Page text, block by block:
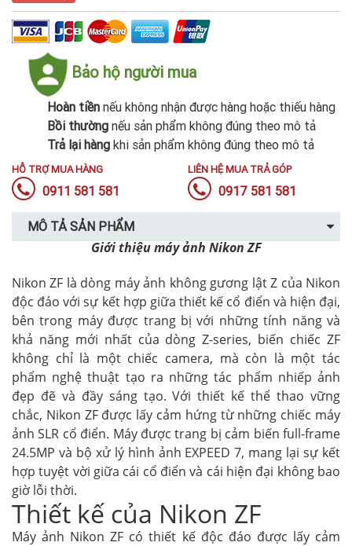
Bảo hộ người mua
Hoàn tiền nếu không nhận được hàng hoặc thiếu hàng
Bồi thường nếu sản phẩm không đúng theo mô tả
Trả lại hàng khi sản phẩm không đúng theo mô tả
HỖ TRỢ MUA HÀNG
0911 581 581
LIÊN HỆ MUA TRẢ GÓP
0917 581 581
MÔ TẢ SẢN PHẨM
Giới thiệu máy ảnh Nikon ZF
Nikon ZF là dòng máy ảnh không gương lật Z của Nikon
độc đáo với sự kết hợp giữa thiết kế cổ điển và hiện đại,
bên trong máy được trang bị với những tính năng và
khả năng mới nhất của dòng Z-series, biến chiếc ZF
không chỉ là một chiếc camera, mà còn là một tác
phẩm nghệ thuật tạo ra những tác phẩm nhiếp ảnh
đẹp đẽ và đầy sáng tạo. Với thiết kế thể thao vững
chắc, Nikon ZF được lấy cảm hứng từ những chiếc máy
ảnh SLR cổ điển. Máy được trang bị cảm biến full-frame
24.5MP và bộ xử lý hình ảnh EXPEED 7, mang lại sự kết
hợp tuyệt vời giữa cái cổ điển và cái hiện đại không bao
giờ lỗi thời.
Thiết kế của Nikon ZF
Máy ảnh Nikon ZF có thiết kế độc đáo được lấy cảm